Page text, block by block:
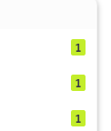
1
1
1